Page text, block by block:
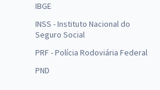
IBGE
INSS - Instituto Nacional do
Seguro Social
PRF - Polícia Rodoviária Federal
PND